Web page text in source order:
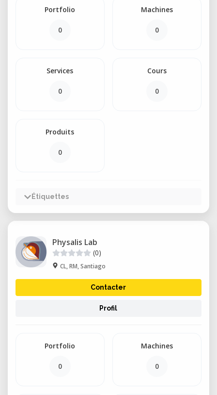
Portfolio
0
Machines
0
Services
0
Cours
0
Produits
0
Étiquettes
Physalis Lab
(0)
CL, RM, Santiago
Contacter
Profil
Portfolio
0
Machines
0